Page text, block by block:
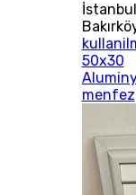
İstanbul
50x30
menfez